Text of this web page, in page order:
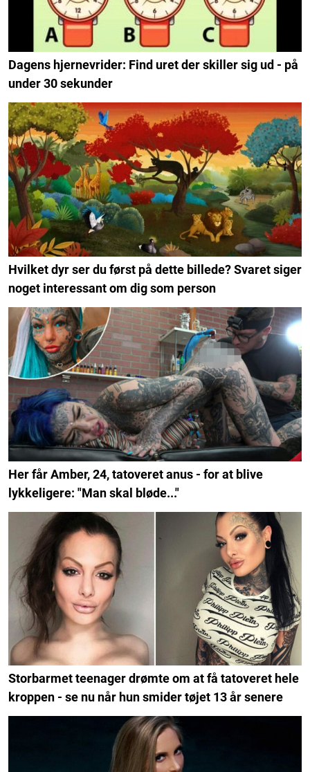
Dagens hjernevrider: Find uret der skiller sig ud - på
under 30 sekunder
Hvilket dyr ser du først på dette billede? Svaret siger
noget interessant om dig som person
Her får Amber, 24, tatoveret anus - for at blive
lykkeligere: "Man skal bløde..."
Storbarmet teenager drømte om at få tatoveret hele
kroppen - se nu når hun smider tøjet 13 år senere